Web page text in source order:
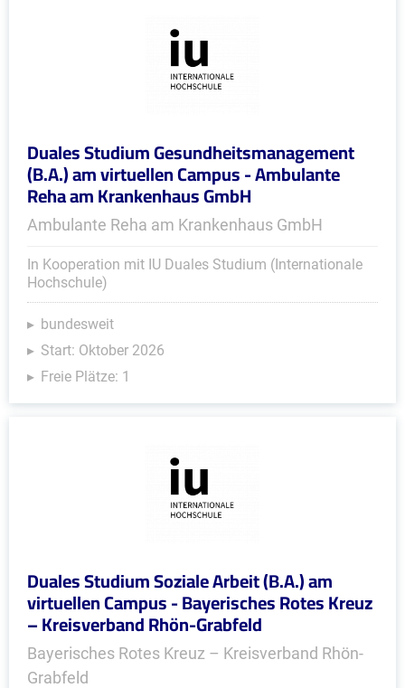
Duales Studium Gesundheitsmanagement
(B.A.) am virtuellen Campus - Ambulante
Reha am Krankenhaus GmbH
Ambulante Reha am Krankenhaus GmbH
In Kooperation mit IU Duales Studium (Internationale
Hochschule)
bundesweit
Start: Oktober 2026
Freie Plätze: 1
Duales Studium Soziale Arbeit (B.A.) am
virtuellen Campus - Bayerisches Rotes Kreuz
– Kreisverband Rhön-Grabfeld
Bayerisches Rotes Kreuz – Kreisverband Rhön-
Grabfeld